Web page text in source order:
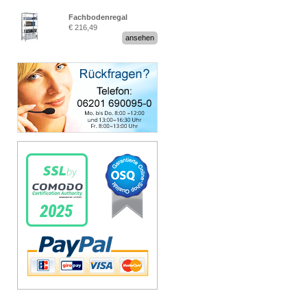
Fachbodenregal
Stecksystem MultiPlus
€ 216,49
ansehen